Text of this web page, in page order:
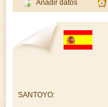
Añadir datos
SANTOYO: